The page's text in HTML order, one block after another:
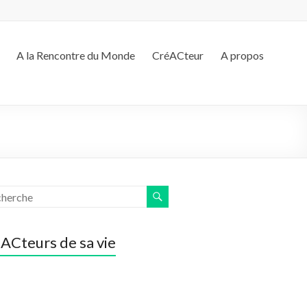
A la Rencontre du Monde CréACteur A propos
de sa vie